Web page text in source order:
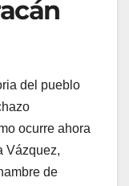
del pueblo
ocurre ahora
Vázquez,
de